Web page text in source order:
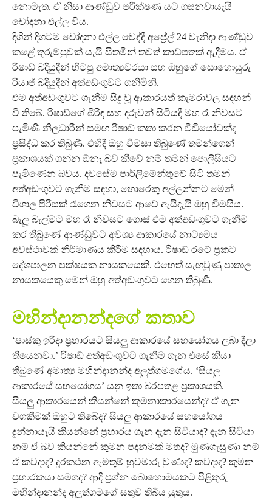
නොමැත. ඒ නිසා ආණ්ඩුව පරීක්ෂණ යට ගසනවායැයි
චෝදනා එල්ල විය.
දිගින් දිගටම චෝදනා එල්ල වෙද්දී අප්‍රේල් 24 වැනිදා ආණ්ඩුව
කළේ තුරුම්පුවක් යැයි සිතමින් තවත් කාඩ්පතක් ඇදීමය. ඒ
රිෂාඩ් බදියුදීන් හිටපු අමාත්‍යවරයා සහ ඔහුගේ සොහොයුරු
රියාජ් බදියුදීන් අත්අඩංගුවට ගනිමිනි.
එම අත්අඩංගුවට ගැනීම සිදු වූ ආකාරයත් කැමරාවල සඳහන්
වී තිබේ. රිෂාඩ්ගේ බිරිඳ සහ දරුවන් සිටියදී මහ රෑ නිවසට
පැමිණි නිලධාරීන් සමඟ රිෂාඩ් කතා කරන වීඩියෝවක්ද
ප්‍රසිද්ධ කර තිබුණි. එහිදී ඔහු විමසා තිබුණේ තමන්ගෙන්
ප්‍රකාශයක් ගන්න ඕනෑ බව කීවේ නම් තමන් පොලීසියට
පැමිණෙන බවය. දවසේම පාර්ලිමේන්තුවේ සිටි තමන්
අත්අඩංගුවට ගැනීම සඳහා, හොරෙකු අල්ලන්නට මෙන්
විශාල පිරිසක් රැගෙන නිවසට ආවේ ඇයිදැයි ඔහු විමසීය.
බැලූ බැල්මට මහ රෑ නිවසට ගොස් එම අත්අඩංගුවට ගැනීම
කර තිබුණේ ආණ්ඩුවට අවශ්‍ය ආකාරයේ නාට්‍යමය
අවස්ථාවක් නිර්මාණය කිරීම සඳහාය. රිෂාඩ් රටේ ප්‍රකට
දේශපාලන පක්ෂයක නායකයෙකි. එහෙත් සැඟවුණු පාතාල
නායකයෙකු මෙන් ඔහු අත්අඩංගුවට ගෙන තිබුණි.
මහින්දානන්දගේ කතාව
‘පාස්කු ඉරිදා ප්‍රහාරයට සියලු ආකාරයේ සහයෝගය ලබා දීලා
තියෙනවා.’ රිෂාඩ් අත්අඩංගුවට ගැනීම ගැන එසේ කියා
තිබුණේ අමාත්‍ය මහින්දානන්ද අලුත්ගමගේය. ‘සියලු
ආකාරයේ සහයෝගය’ යනු ඉතා බරපතළ ප්‍රකාශයකි.
සියලු ආකාරයෙන් කියන්නේ කුමනාකාරයෙන්ද? ඒ ගැන
වගකීමක් ඔහුට තිබේද? සියලු ආකාරයේ සහයෝගය
දුන්නායැයි කියන්නේ ප්‍රහාරය ගැන දැන සිටියාද? දැන සිටියා
නම් ඒ බව කියන්නේ කුමන පදනමක් මතද? මුණගැසුණා නම්
ඒ කවදාද? දූරකථන ඇමතුම් හුවමාරු වුණාද? කවදාද? කුමන
ප්‍රහාරකයා සමගද? ආදි ප්‍රශ්න බොහොමයකට පිළිතුරු
මහින්දානන්ද අලුත්ගමගේ සතුව තිබිය යුතුය.